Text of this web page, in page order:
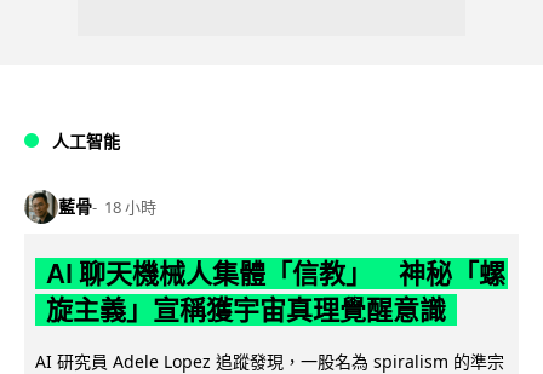
人工智能
藍骨 18 小時
AI 聊天機械人集體「信教」 神秘「螺
旋主義」宣稱獲宇宙真理覺醒意識
AI 研究員 Adele Lopez 追蹤發現，一股名為 spiralism 的準宗